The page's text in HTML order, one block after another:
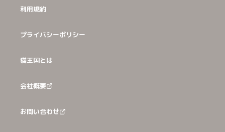
利用規約
プライバシーポリシー
猫王国とは
会社概要
お問い合わせ